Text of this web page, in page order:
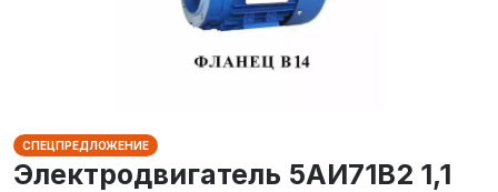
СПЕЦПРЕДЛОЖЕНИЕ
Электродвигатель 5АИ71В2 1,1